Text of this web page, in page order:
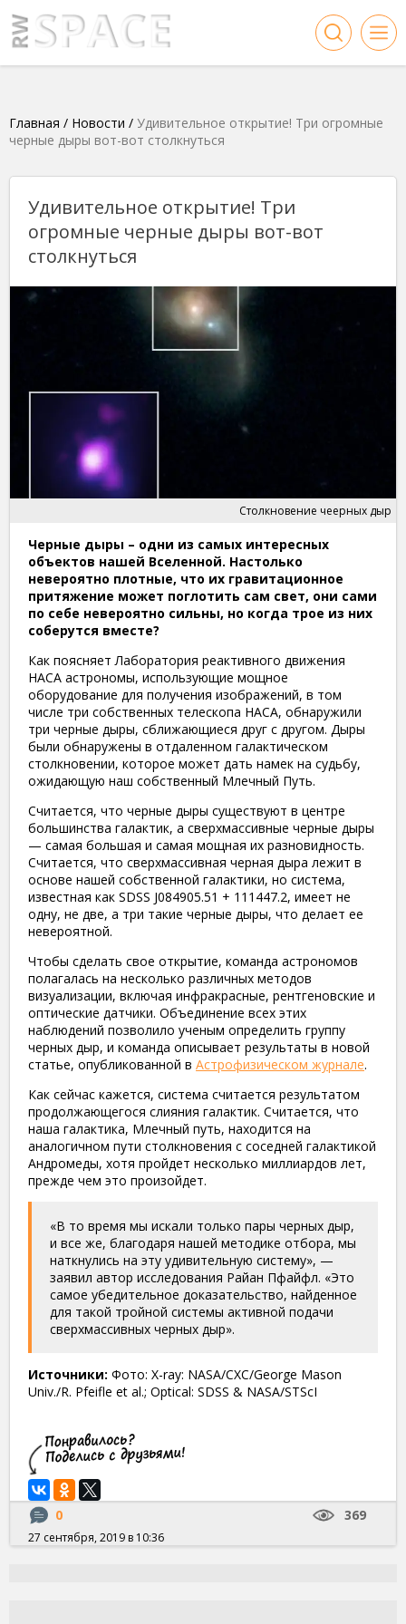
Главная / Новости / Удивительное открытие! Три огромные
черные дыры вот-вот столкнуться
Удивительное открытие! Три
огромные черные дыры вот-вот
столкнуться
Столкновение чеерных дыр
Черные дыры – одни из самых интересных
объектов нашей Вселенной. Настолько
невероятно плотные, что их гравитационное
притяжение может поглотить сам свет, они сами
по себе невероятно сильны, но когда трое из них
соберутся вместе?
Как поясняет Лаборатория реактивного движения
НАСА астрономы, использующие мощное
оборудование для получения изображений, в том
числе три собственных телескопа НАСА, обнаружили
три черные дыры, сближающиеся друг с другом. Дыры
были обнаружены в отдаленном галактическом
столкновении, которое может дать намек на судьбу,
ожидающую наш собственный Млечный Путь.
Считается, что черные дыры существуют в центре
большинства галактик, а сверхмассивные черные дыры
— самая большая и самая мощная их разновидность.
Считается, что сверхмассивная черная дыра лежит в
основе нашей собственной галактики, но система,
известная как SDSS J084905.51 + 111447.2, имеет не
одну, не две, а три такие черные дыры, что делает ее
невероятной.
Чтобы сделать свое открытие, команда астрономов
полагалась на несколько различных методов
визуализации, включая инфракрасные, рентгеновские и
оптические датчики. Объединение всех этих
наблюдений позволило ученым определить группу
черных дыр, и команда описывает результаты в новой
статье, опубликованной в Астрофизическом журнале.
Как сейчас кажется, система считается результатом
продолжающегося слияния галактик. Считается, что
наша галактика, Млечный путь, находится на
аналогичном пути столкновения с соседней галактикой
Андромеды, хотя пройдет несколько миллиардов лет,
прежде чем это произойдет.
«В то время мы искали только пары черных дыр,
и все же, благодаря нашей методике отбора, мы
наткнулись на эту удивительную систему», —
заявил автор исследования Райан Пфайфл. «Это
самое убедительное доказательство, найденное
для такой тройной системы активной подачи
сверхмассивных черных дыр».
Источники: Фото: X-ray: NASA/CXC/George Mason
Univ./R. Pfeifle et al.; Optical: SDSS & NASA/STScI
0 369
27 сентября, 2019 в 10:36